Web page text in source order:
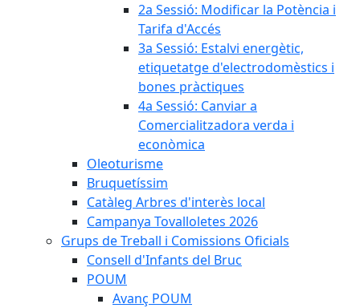
2a Sessió: Modificar la Potència i
Tarifa d'Accés
3a Sessió: Estalvi energètic,
etiquetatge d'electrodomèstics i
bones pràctiques
4a Sessió: Canviar a
Comercialitzadora verda i
econòmica
Oleoturisme
Bruquetíssim
Catàleg Arbres d'interès local
Campanya Tovalloletes 2026
Grups de Treball i Comissions Oficials
Consell d'Infants del Bruc
POUM
Avanç POUM